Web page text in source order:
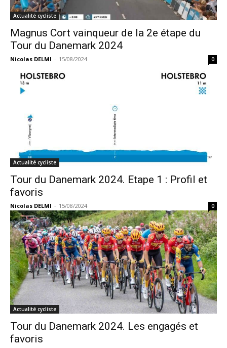
Actualité cycliste
Magnus Cort vainqueur de la 2e étape du
Tour du Danemark 2024
Nicolas DELMI - 15/08/2024 0
Actualité cycliste
Tour du Danemark 2024. Etape 1 : Profil et
favoris
Nicolas DELMI - 15/08/2024 0
Actualité cycliste
Tour du Danemark 2024. Les engagés et
favoris